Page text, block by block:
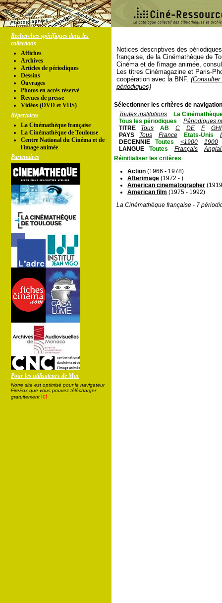
Recherches spécifiques dans les
collections
Affiches
Archives
Articles de périodiques
Dessins
Ouvrages
Photos en accés réservé
Revues de presse
Vidéos (DVD et VHS)
Répertoires
La Cinémathèque française
La Cinémathèque de Toulouse
Centre National du Cinéma et de
l'image animée
Partenaires
Pour les utilisateurs de Mac
Notre site est optimisé pour le navigateur
FireFox que vous pouvez télécharger
gratuitement ici
Notices descriptives des
française, de la Cinémathèque de
Cinéma et de l'image animée,
Les titres Cinémagazine et Paris-
coopération avec la BNF.
périodiques)
Sélectionner les critères de
Toutes institutions
La
Tous les périodiques
Périodiques
TITRE
Tous AB C DE F
GHI
PAYS
Tous France Etats-Unis
DECENNIE
Toutes <1900
1900
LANGUE
Toutes Français
Réinitialiser les critères
Action (1966 - 1978)
Afterimage (1972 - )
American cinematographer
American film (1975 - 1992)
La Cinémathèque française - 7